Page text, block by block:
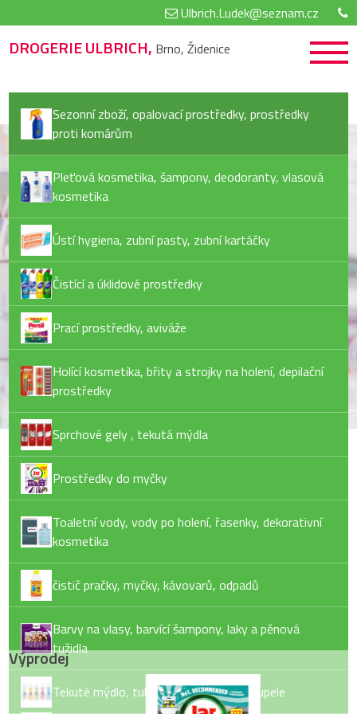
Ulbrich.Ludek@seznam.cz
DROGERIE ULBRICH, Brno, Židenice
Sezonní zboží, opalovací prostředky, prostředky
proti komárům
Pleťová kosmetika, šampony, deodoranty, vlasová
kosmetika
Ústí hygiena, zubní pasty, zubní kartáčky
Čistící a úklidové prostředky
Prací prostředky, aviváže
Holící kosmetika, břity a strojky na holení, depilační
prostředky
Sprchové gely , tekutá mýdla
Prostředky do myčky
Toaletní vody, vody po holení, řasenky, dekorativní
kosmetika
čistič pračky, myčky, kávovarů, odpadů
Barvy na vlasy, barvící šampony, laky a pěnová
tužidla
Tekuté mýdlo, tuhé mýdlo, pěny do koupele
Výprodej